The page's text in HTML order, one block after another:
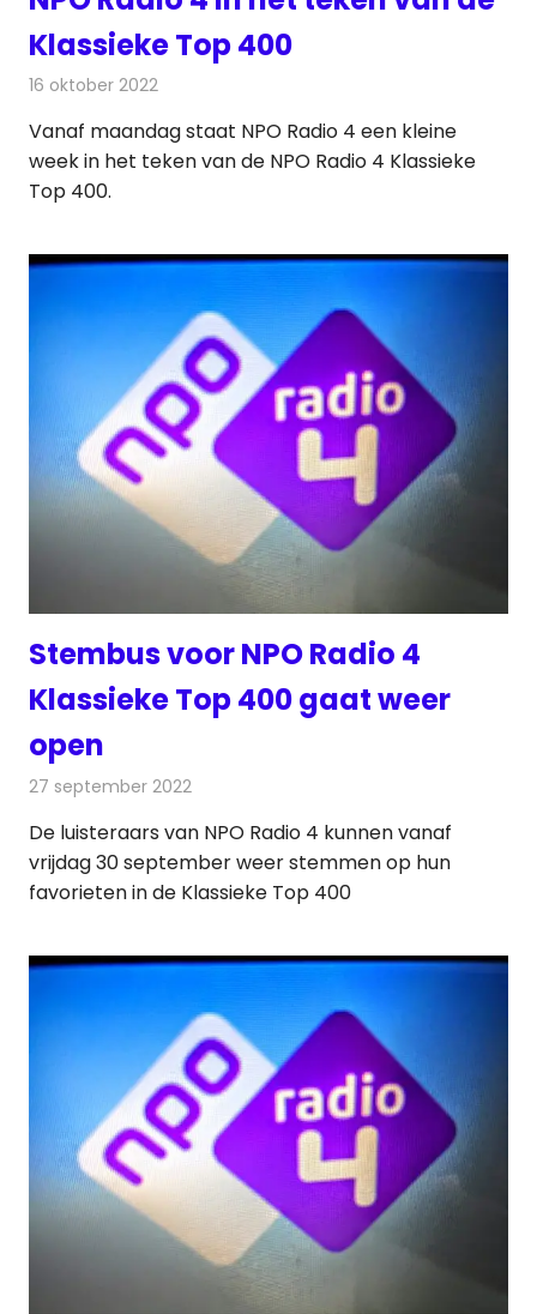
Klassieke Top 400
16 oktober 2022
Vanaf maandag staat NPO Radio 4 een kleine
week in het teken van de NPO Radio 4 Klassieke
Top 400.
Stembus voor NPO Radio 4
Klassieke Top 400 gaat weer
open
27 september 2022
De luisteraars van NPO Radio 4 kunnen vanaf
vrijdag 30 september weer stemmen op hun
favorieten in de Klassieke Top 400